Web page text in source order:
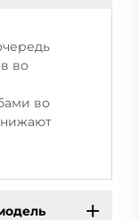
во
во